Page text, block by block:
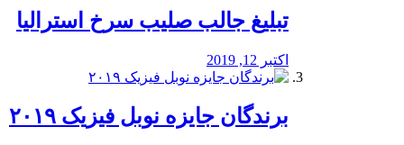
تبلیغ جالب صلیب سرخ استرالیا
اکتبر 12, 2019
برندگان جایزه نوبل فیزیک ۲۰۱۹